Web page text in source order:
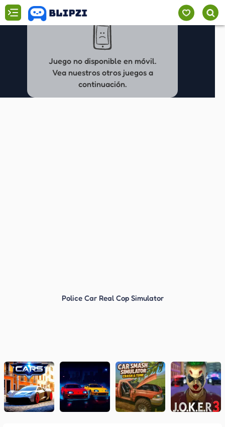
Juego no disponible en móvil.
Vea nuestros otros juegos a
continuación.
Police Car Real Cop Simulator